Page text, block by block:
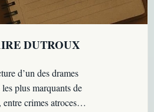
DUTROUX
d’un des drames
plus marquants de
crimes atroces,